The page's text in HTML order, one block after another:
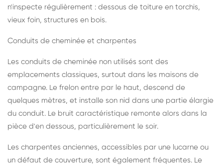
n'inspecte régulièrement : dessous de toiture en torchis,
vieux foin, structures en bois.
Conduits de cheminée et charpentes
Les conduits de cheminée non utilisés sont des
emplacements classiques, surtout dans les maisons de
campagne. Le frelon entre par le haut, descend de
quelques mètres, et installe son nid dans une partie élargie
du conduit. Le bruit caractéristique remonte alors dans la
pièce d'en dessous, particulièrement le soir.
Les charpentes anciennes, accessibles par une lucarne ou
un défaut de couverture, sont également fréquentes. Le